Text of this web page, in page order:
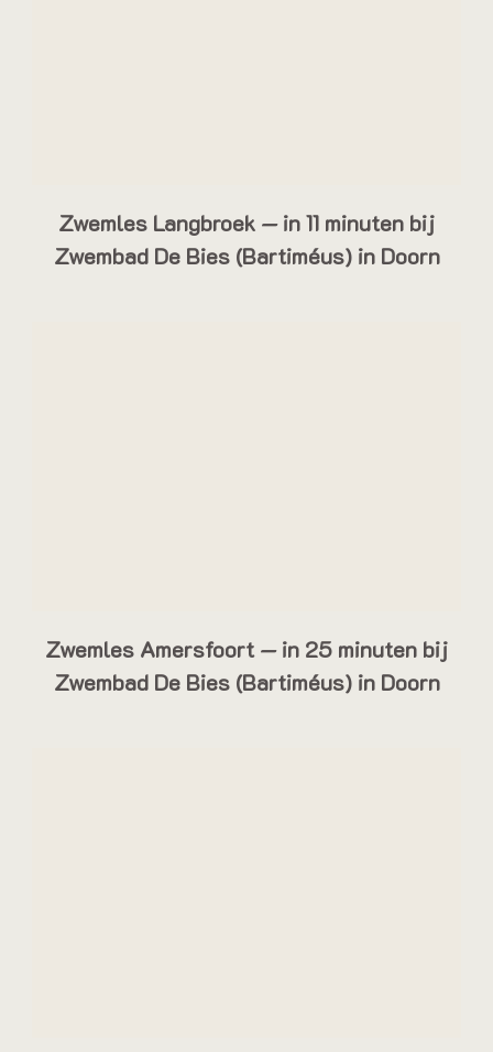
Zwemles Langbroek — in 11 minuten bij
Zwembad De Bies (Bartiméus) in Doorn
Zwemles Amersfoort — in 25 minuten bij
Zwembad De Bies (Bartiméus) in Doorn